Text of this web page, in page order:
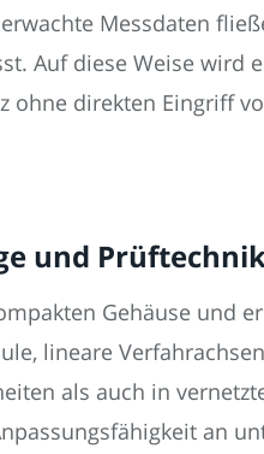
Messdaten
Auf diese Weise wird
ohne direkten Eingriff
und
Gehäuse und
lineare
als auch in
an